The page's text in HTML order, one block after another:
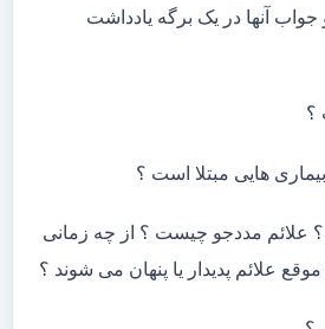
آنها در یک برگه یادداشت
؟
بیماری هایی مبتلا است ؟
؟ علائم مددجو چیست ؟ از چه زمانی
موقع علائم پدیدار یا پنهان می شوند ؟